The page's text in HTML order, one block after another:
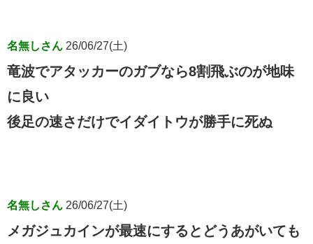
名無しさん 26/06/27(土)
竜波でアタッカーのガブなら8割飛ぶのが地味
に良い
後足の速さだけでイダイトウが勝手に死ぬ
名無しさん 26/06/27(土)
メガジュカインが最速にするとどうあがいても